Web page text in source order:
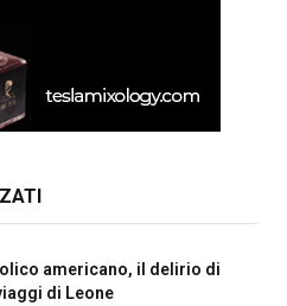
americano, il delirio di
di Leone